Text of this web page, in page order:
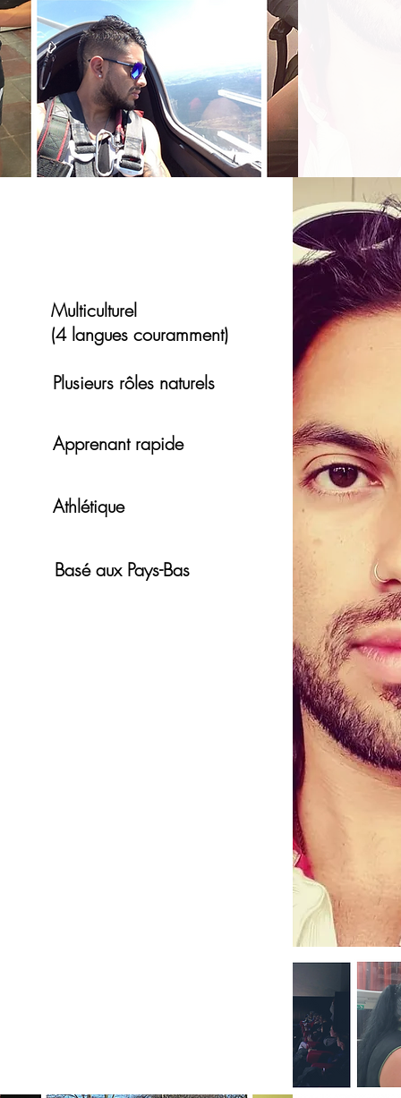
Multiculturel
(4 langues couramment)
Plusieurs rôles naturels
Apprenant rapide
Athlétique
Basé aux Pays-Bas